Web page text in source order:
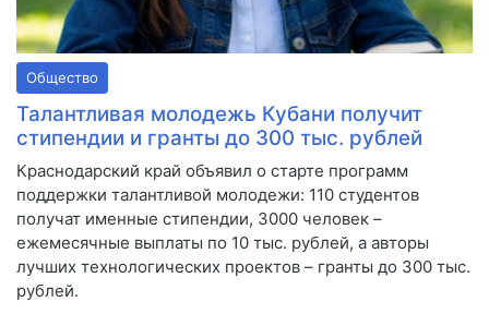
Общество
Талантливая молодежь Кубани получит
стипендии и гранты до 300 тыс. рублей
Краснодарский край объявил о старте программ
поддержки талантливой молодежи: 110 студентов
получат именные стипендии, 3000 человек –
ежемесячные выплаты по 10 тыс. рублей, а авторы
лучших технологических проектов – гранты до 300 тыс.
рублей.